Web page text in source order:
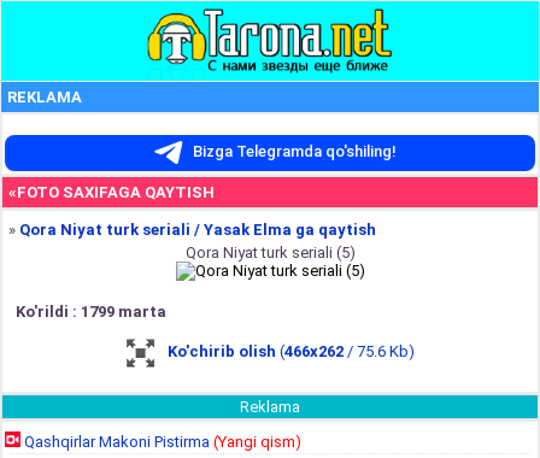
REKLAMA
Bizga Telegramda qo'shiling!
«FOTO SAXIFAGA QAYTISH
» Qora Niyat turk seriali / Yasak Elma ga qaytish
Qora Niyat turk seriali (5)
Ko'rildi : 1799 marta
Ko'chirib olish (466x262/ 75.6 Kb)
Reklama
Qashqirlar Makoni Pistirma (Yangi qism)